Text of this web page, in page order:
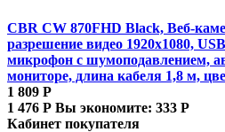
CBR CW 870FHD Black, Веб-
разрешение видео 1920х1080,
микрофон с шумоподавлением,
мониторе, длина кабеля 1,8 м,
1 809 Р
1 476 Р Вы экономите: 333 Р
Кабинет покупателя